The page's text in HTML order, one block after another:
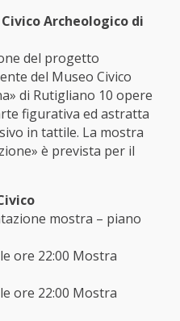
Archeologico di
del progetto
del Museo Civico
di Rutigliano 10 opere
figurativa ed astratta
in tattile. La mostra
è prevista per il
mostra – piano
ore 22:00 Mostra
ore 22:00 Mostra